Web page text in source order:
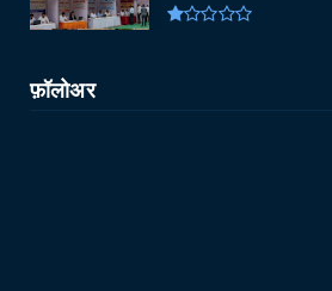
फ़ॉलोअर